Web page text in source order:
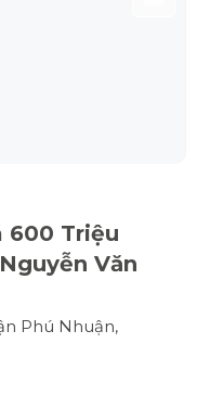
600 Triệu
Văn
Phú Nhuận,